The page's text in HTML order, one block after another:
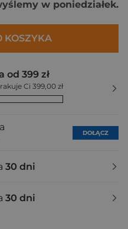
w poniedziałek.
KOSZYKA
od 399 zł
Ci 399,00 zł
DOŁĄCZ
30 dni
30 dni